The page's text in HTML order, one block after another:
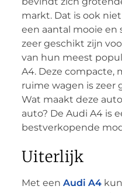
markt. Dat is ook
een aantal mooie en
zeer geschikt zijn
van hun meest
A4. Deze compacte,
ruime wagen is zeer
Wat maakt deze auto
auto? De Audi A4 is
bestverkopende
Uiterlijk
Met een Audi A4kun